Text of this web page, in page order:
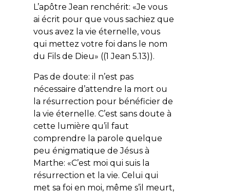
L’apôtre Jean renchérit: «Je vous
ai écrit pour que vous sachiez que
vous avez la vie éternelle, vous
qui mettez votre foi dans le nom
du Fils de Dieu» ((1 Jean 5.13)).
Pas de doute: il n’est pas
nécessaire d’attendre la mort ou
la résurrection pour bénéficier de
la vie éternelle. C’est sans doute à
cette lumière qu’il faut
comprendre la parole quelque
peu énigmatique de Jésus à
Marthe: «C’est moi qui suis la
résurrection et la vie. Celui qui
met sa foi en moi, même s’il meurt,